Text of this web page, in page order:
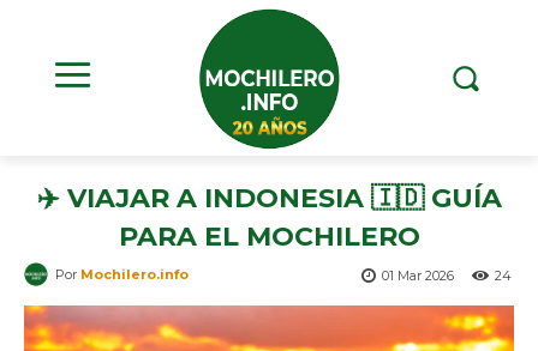
✈️ VIAJAR A INDONESIA 🇮🇩 GUÍA
PARA EL MOCHILERO
24
01 Mar 2026
Por Mochilero.info